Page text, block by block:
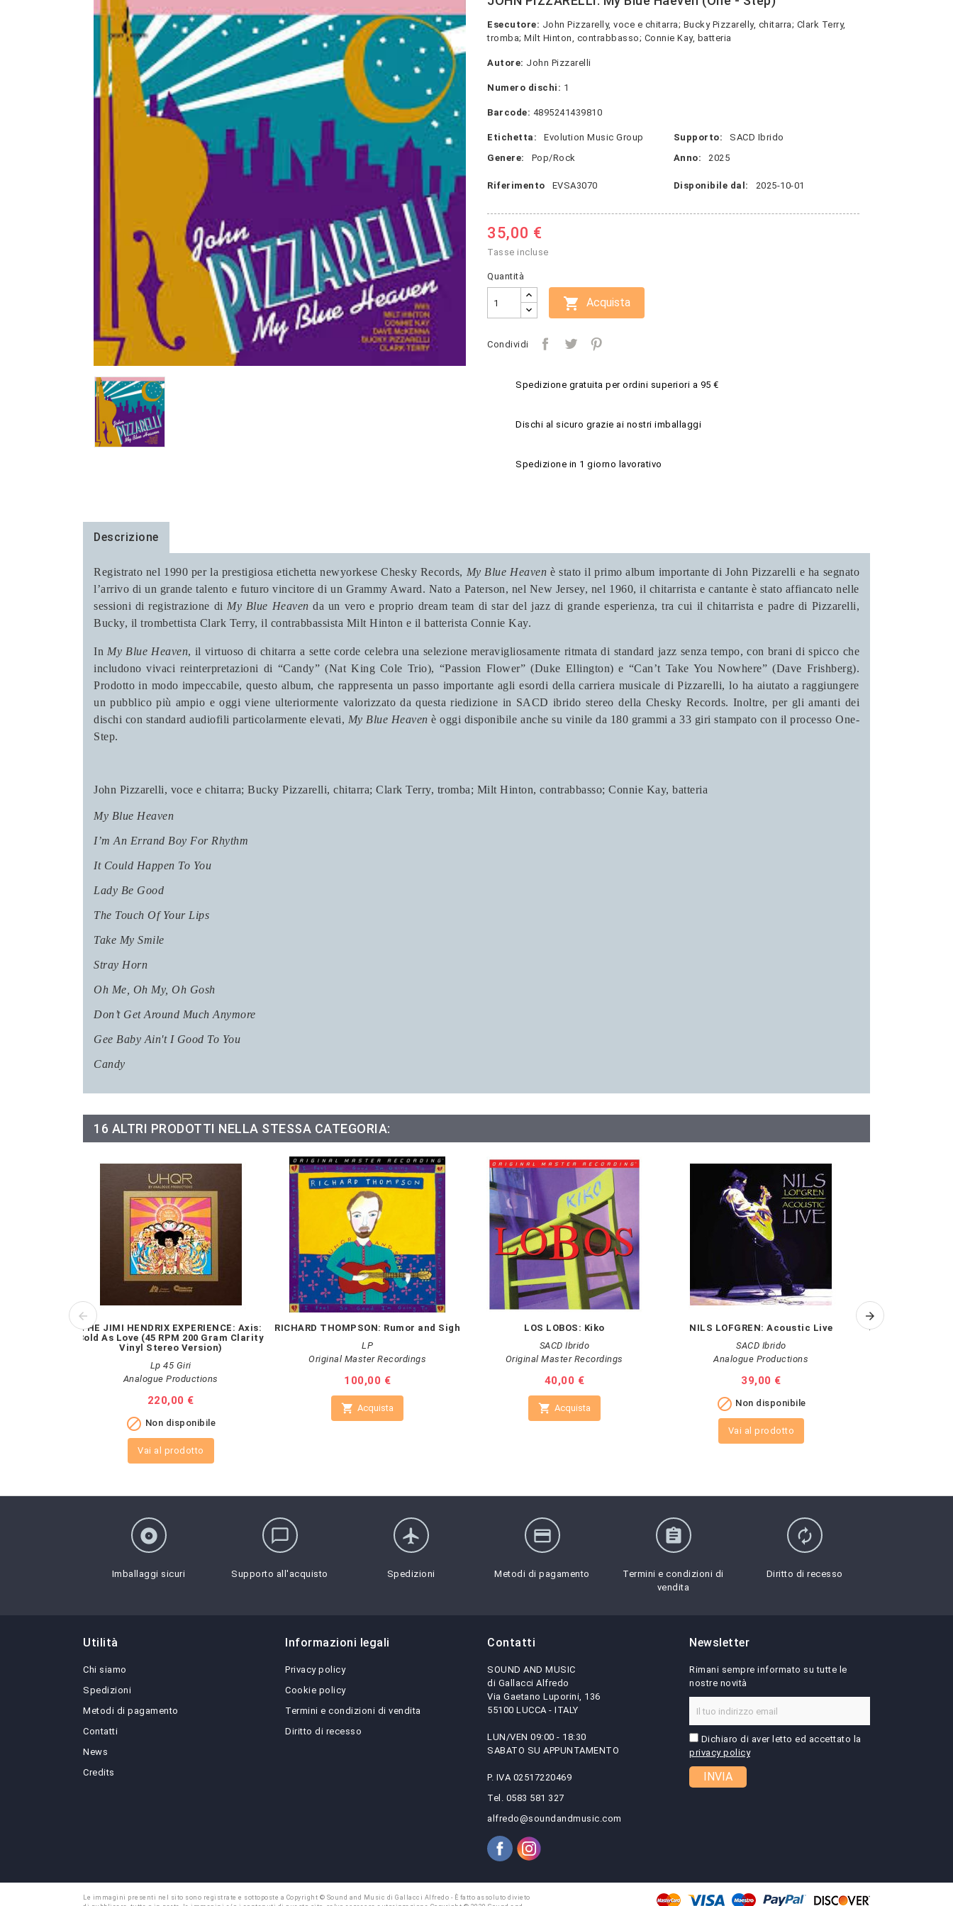
Esecutore: John Pizzarelly, voce e chitarra; Bucky Pizzarelly, chitarra; Clark Terry,
tromba; Milt Hinton, contrabbasso; Connie Kay, batteria
Autore: John Pizzarelli
Numero dischi: 1
Barcode: 4895241439810
Etichetta: Evolution Music Group Supporto:
SACD Ibrido
Genere:
Pop/Rock Anno: 2025
Riferimento EVSA3070 Disponibile dal: 2025-10-01
35,00 €
Tasse incluse
Quantità
 Acquista
Condividi
Spedizione gratuita per ordini superiori a 95 €
Dischi al sicuro grazie ai nostri imballaggi
Spedizione in 1 giorno lavorativo
Descrizione
Registrato nel 1990 per la prestigiosa etichetta newyorkese Chesky Records, My Blue Heaven è stato il primo album importante di John Pizzarelli e ha segnato
l’arrivo di un grande talento e futuro vincitore di un Grammy Award. Nato a Paterson, nel New Jersey, nel 1960, il chitarrista e cantante è stato affiancato nelle
sessioni di registrazione di My Blue Heaven da un vero e proprio dream team di star del jazz di grande esperienza, tra cui il chitarrista e padre di Pizzarelli,
Bucky, il trombettista Clark Terry, il contrabbassista Milt Hinton e il batterista Connie Kay.
In My Blue Heaven, il virtuoso di chitarra a sette corde celebra una selezione meravigliosamente ritmata di standard jazz senza tempo, con brani di spicco che
includono vivaci reinterpretazioni di “Candy” (Nat King Cole Trio), “Passion Flower” (Duke Ellington) e “Can’t Take You Nowhere” (Dave Frishberg).
Prodotto in modo impeccabile, questo album, che rappresenta un passo importante agli esordi della carriera musicale di Pizzarelli, lo ha aiutato a raggiungere
un pubblico più ampio e oggi viene ulteriormente valorizzato da questa riedizione in SACD ibrido stereo della Chesky Records. Inoltre, per gli amanti dei
dischi con standard audiofili particolarmente elevati, My Blue Heaven è oggi disponibile anche su vinile da 180 grammi a 33 giri stampato con il processo One-
Step.
John Pizzarelli, voce e chitarra; Bucky Pizzarelli, chitarra; Clark Terry, tromba; Milt Hinton, contrabbasso; Connie Kay, batteria
My Blue Heaven
I’m An Errand Boy For Rhythm
It Could Happen To You
Lady Be Good
The Touch Of Your Lips
Take My Smile
Stray Horn
Oh Me, Oh My, Oh Gosh
Don’t Get Around Much Anymore
Gee Baby Ain't I Good To You
Candy
16 ALTRI PRODOTTI NELLA STESSA CATEGORIA:
THE JIMI HENDRIX EXPERIENCE: Axis:
Bold As Love (45 RPM 200 Gram Clarity
Vinyl Stereo Version)
Lp 45 Giri
Analogue Productions
Prezzo
220,00 €
 Non disponibile
Vai al prodotto
RICHARD THOMPSON: Rumor and Sigh
LP
Original Master Recordings
Prezzo
100,00 €
 Acquista
LOS LOBOS: Kiko
SACD Ibrido
Original Master Recordings
Prezzo
40,00 €
 Acquista
NILS LOFGREN: Acoustic Live
SACD Ibrido
Analogue Productions
Prezzo
39,00 €
 Non disponibile
Vai al prodotto
Janacek:
album
Imballaggi sicuri
chat_bubble_outline
Supporto all'acquisto
flight
Spedizioni
credit_card
Metodi di pagamento
assignment
Termini e condizioni di
vendita
autorenew
Diritto di recesso
Utilità
Chi siamo
Spedizioni
Metodi di pagamento
Contatti
News
Credits
Informazioni legali
Privacy policy
Cookie policy
Termini e condizioni di vendita
Diritto di recesso
Contatti
SOUND AND MUSIC
di Gallacci Alfredo
Via Gaetano Luporini, 136
55100 LUCCA - ITALY
LUN/VEN 09:00 - 18:30
SABATO SU APPUNTAMENTO
P. IVA 02517220469
Tel. 0583 581 327
alfredo@soundandmusic.com
Newsletter
Rimani sempre informato su tutte le
nostre novità
Dichiaro di aver letto ed accettato la
privacy policy
INVIA
Le immagini presenti nel sito sono registrate e sottoposte a Copyright © Sound and Music di Gallacci Alfredo - È fatto assoluto divieto